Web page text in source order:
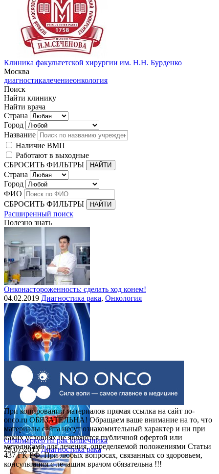
Клиника факультетской хирургии им. Н.Н. Бурденко
Москва
диагностикалечениеонкология
Поиск
Найти клинику
Найти врача
Страна
Город
Название
Наличие ВМП
Работают в выходные
СБРОСИТЬ ФИЛЬТРЫ
Страна
Город
ФИО
СБРОСИТЬ ФИЛЬТРЫ
Расширенный поиск
Полезно знать
Онконастороженность: сделать ход конем!
04.02.2019 Диагностика рака, Онкология
Выделения при раке шейки матки
30.07.2015 Рак шейки матки
Онкомаркер на рак кишечника
29.07.2015 Диагностика рака
При копировании материалов прямая ссылка на сайт no-
onco.ru ОБЯЗАТЕЛЬНА! Обращаем ваше внимание на то, что
материалы сайта несут ознакомительный характер и ни при
каких условиях не являются публичной офертой или
методиками для лечения, определяемой положениями Статьи
437 ГК РФ. При любых вопросах, связанных со здоровьем,
консультация с лечащим врачом обязательна !!!